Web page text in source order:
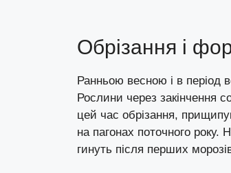
Обрізання і
Ранньою весною і в період
Рослини через закінчення
цей час обрізання,
на пагонах поточного року.
гинуть після перших